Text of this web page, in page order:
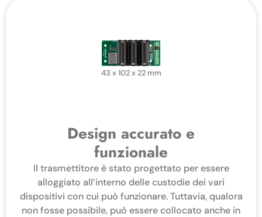
43 x 102 x 22 mm
Design accurato e
funzionale
Il trasmettitore è stato progettato per essere
alloggiato all’interno delle custodie dei vari
dispositivi con cui può funzionare. Tuttavia, qualora
non fosse possibile, può essere collocato anche in